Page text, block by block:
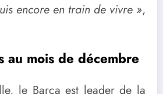
encore en train de vivre »,
au mois de décembre
le Barça est leader de la